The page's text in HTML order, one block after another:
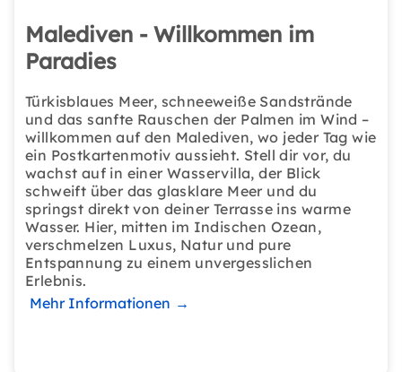
Malediven - Willkommen im
Paradies
Türkisblaues Meer, schneeweiße Sandstrände
und das sanfte Rauschen der Palmen im Wind –
willkommen auf den Malediven, wo jeder Tag wie
ein Postkartenmotiv aussieht. Stell dir vor, du
wachst auf in einer Wasservilla, der Blick
schweift über das glasklare Meer und du
springst direkt von deiner Terrasse ins warme
Wasser. Hier, mitten im Indischen Ozean,
verschmelzen Luxus, Natur und pure
Entspannung zu einem unvergesslichen
Erlebnis.
Mehr Informationen →